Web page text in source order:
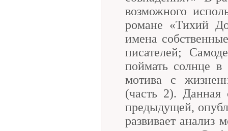
возможного
романе «Тихий
имена
писателей;
поймать солнце в
мотива с
(часть 2). Данная
предыдущей,
развивает анализ